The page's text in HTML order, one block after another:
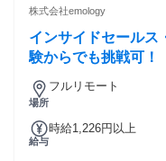
（上り下り50Mbps以上／ 有線LAN接続必須） ・静
条件】 ⏩法人向けアウトバウンド
い方 ⏩成果を重視し
管理を徹底し、 在宅でも効率的に業務を進められる方 ⏩専門
見直したり、 自分の成果につながった理由を 言葉にできる方
⏩KPI設計や業務改善に 関わった経験がある方！ ⏩トー
株式会社emology
インサイドセールス
験からでも挑戦可！
場所
フルリモート
給与
時給1,226円以上